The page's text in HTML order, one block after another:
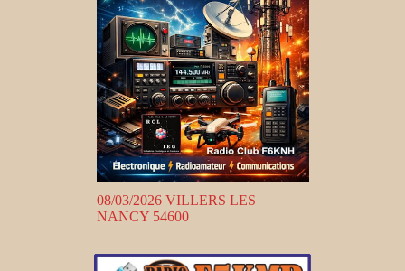
08/03/2026 VILLERS LES
NANCY 54600